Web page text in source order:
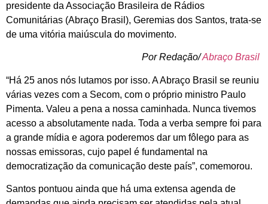
presidente da Associação Brasileira de Rádios
Comunitárias (Abraço Brasil), Geremias dos Santos, trata-se
de uma vitória maiúscula do movimento.
Por Redação/Abraço Brasil
“Há 25 anos nós lutamos por isso. A Abraço Brasil se reuniu
várias vezes com a Secom, com o próprio ministro Paulo
Pimenta. Valeu a pena a nossa caminhada. Nunca tivemos
acesso a absolutamente nada. Toda a verba sempre foi para
a grande mídia e agora poderemos dar um fôlego para as
nossas emissoras, cujo papel é fundamental na
democratização da comunicação deste país”, comemorou.
Santos pontuou ainda que há uma extensa agenda de